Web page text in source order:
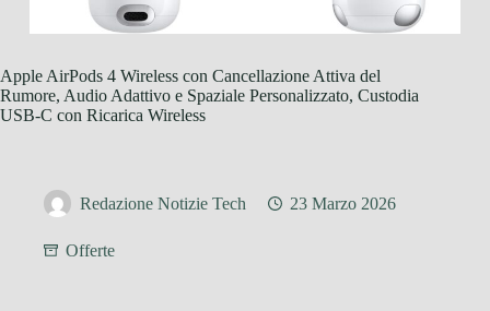
Apple AirPods 4 Wireless con Cancellazione Attiva del
Rumore, Audio Adattivo e Spaziale Personalizzato, Custodia
USB-C con Ricarica Wireless
Redazione Notizie Tech 23 Marzo 2026
Offerte